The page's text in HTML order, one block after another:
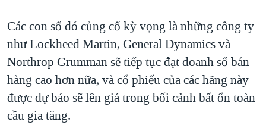
Các con số đó củng cố kỳ vọng là những công ty
như Lockheed Martin, General Dynamics và
Northrop Grumman sẽ tiếp tục đạt doanh số bán
hàng cao hơn nữa, và cổ phiếu của các hãng này
được dự báo sẽ lên giá trong bối cảnh bất ổn toàn
cầu gia tăng.